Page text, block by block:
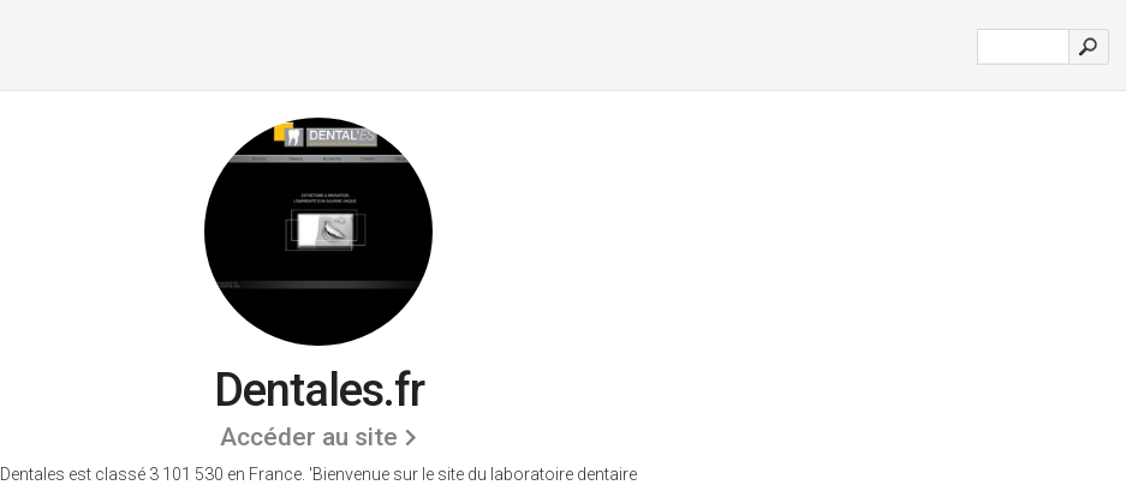
Dentales.fr
Accéder au site
Dentales est classé 3 101 530 en France. 'Bienvenue sur le site du laboratoire dentaire